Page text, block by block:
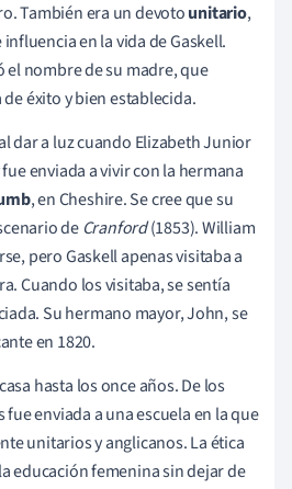
También era un devotounitario,
en la vida de Gaskell.
el nombre de su madre, que
éxito y bien establecida.
dar a luz cuando Elizabeth Junior
enviada a vivir con la hermana
, en Cheshire. Se cree que su
de Cranford(1853). William
pero Gaskell apenas visitaba a
Cuando los visitaba, se sentía
Su hermano mayor, John, se
en 1820.
hasta los once años. De los
fue enviada a una escuela en la que
unitarios y anglicanos. La ética
educación femenina sin dejar de